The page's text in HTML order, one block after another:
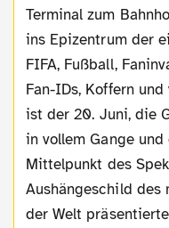
Terminal zum
ins Epizentrum der
FIFA, Fußball,
Fan-IDs, Koffern
ist der 20. Juni, die
in vollem Gange
Mittelpunkt des
Aushängeschild des
der Welt